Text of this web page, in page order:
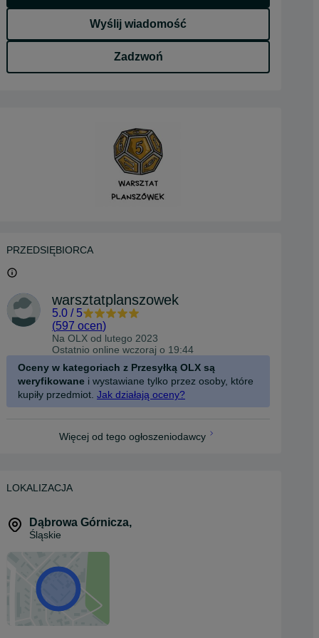
Wyślij wiadomość
Zadzwoń
PRZEDSIĘBIORCA
warsztatplanszowek
5.0 / 5
(597 ocen)
Na OLX od lutego 2023
Ostatnio online wczoraj o 19:44
Oceny w kategoriach z Przesyłką OLX są
weryfikowane i wystawiane tylko przez osoby, które
kupiły przedmiot. Jak działają oceny?
Więcej od tego ogłoszeniodawcy
LOKALIZACJA
Dąbrowa Górnicza,
Śląskie